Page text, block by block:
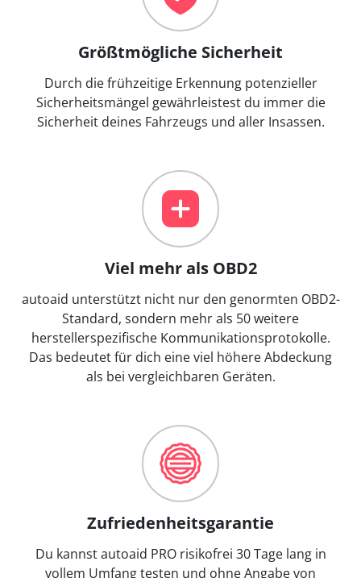
Größtmögliche Sicherheit
Durch die frühzeitige Erkennung potenzieller
Sicherheitsmängel gewährleistest du immer die
Sicherheit deines Fahrzeugs und aller Insassen.
Viel mehr als OBD2
autoaid unterstützt nicht nur den genormten OBD2-
Standard, sondern mehr als 50 weitere
herstellerspezifische Kommunikationsprotokolle.
Das bedeutet für dich eine viel höhere Abdeckung
als bei vergleichbaren Geräten.
Zufriedenheitsgarantie
Du kannst autoaid PRO risikofrei 30 Tage lang in
vollem Umfang testen und ohne Angabe von